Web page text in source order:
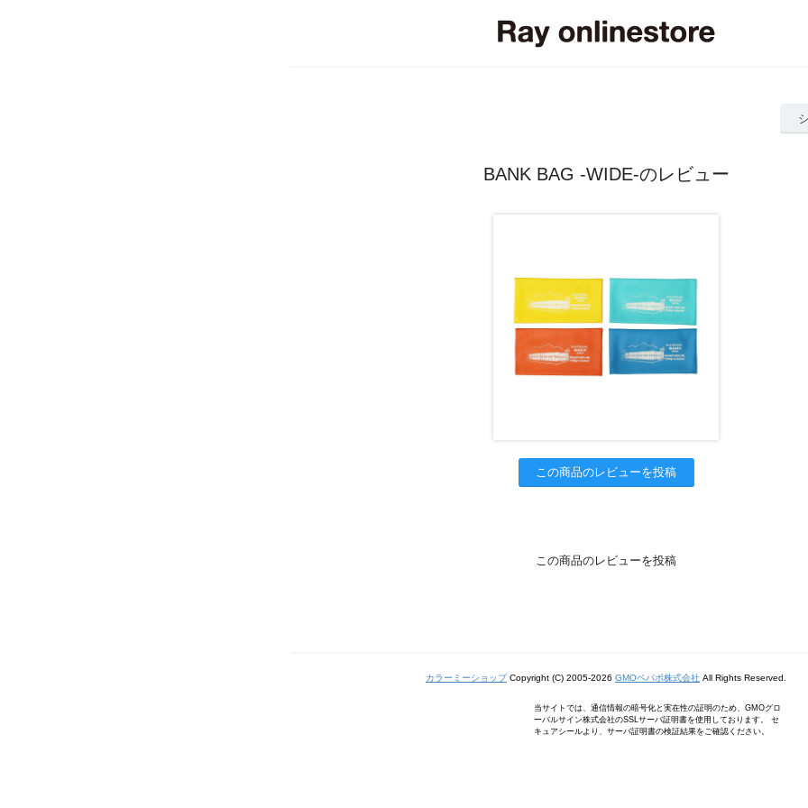
BANK BAG -WIDE-のレビュー
この商品のレビューを投稿
この商品のレビューを投稿
カラーミーショップCopyright (C) 2005-2026 GMOペパボ株式会社 All Rights Reserved.
当サイトでは、通信情報の暗号化と実在性の証明のため、GMOグロ
ーバルサイン株式会社のSSLサーバ証明書を使用しております。 セ
キュアシールより、サーバ証明書の検証結果をご確認ください。